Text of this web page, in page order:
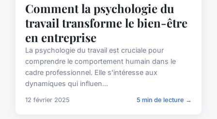
Comment la psychologie du
travail transforme le bien-être
en entreprise
La psychologie du travail est cruciale pour
comprendre le comportement humain dans le
cadre professionnel. Elle s'intéresse aux
dynamiques qui influen...
12 février 2025 5 min de lecture →